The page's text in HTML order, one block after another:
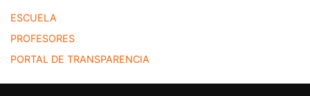
ESCUELA
PROFESORES
PORTAL DE TRANSPARENCIA